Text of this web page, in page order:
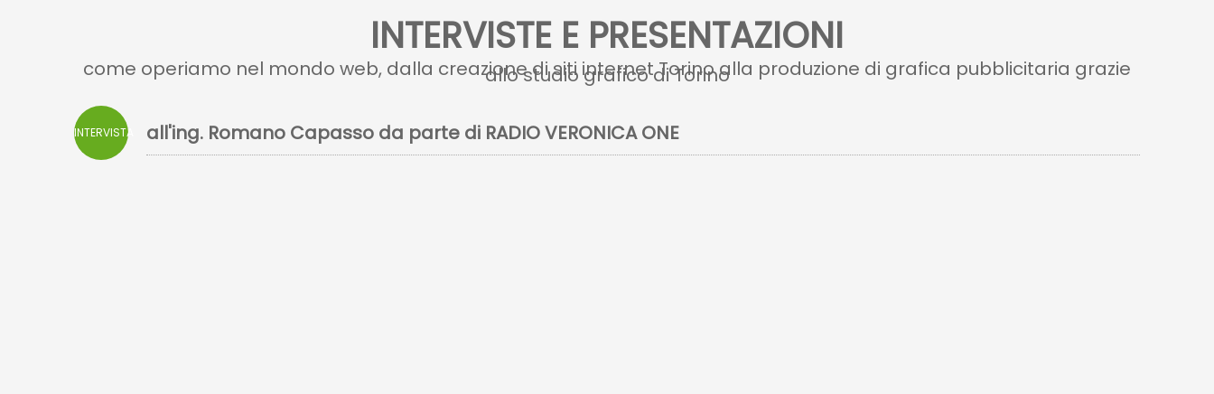
INTERVISTE E PRESENTAZIONI
come operiamo nel mondo web, dalla creazione di siti internet Torino alla produzione di grafica pubblicitaria grazie
allo studio grafico di Torino
INTERVISTA all'ing. Romano Capasso da parte di RADIO VERONICA ONE